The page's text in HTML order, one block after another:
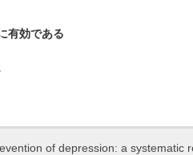
有効である
of depression: a systematic